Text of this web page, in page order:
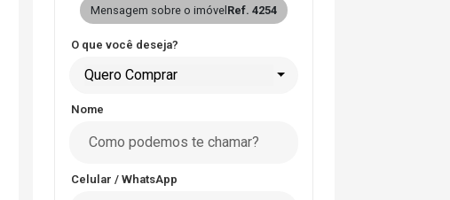
Mensagem sobre o imóvel Ref. 4254
O que você deseja?
Quero Comprar
Nome
Celular / WhatsApp